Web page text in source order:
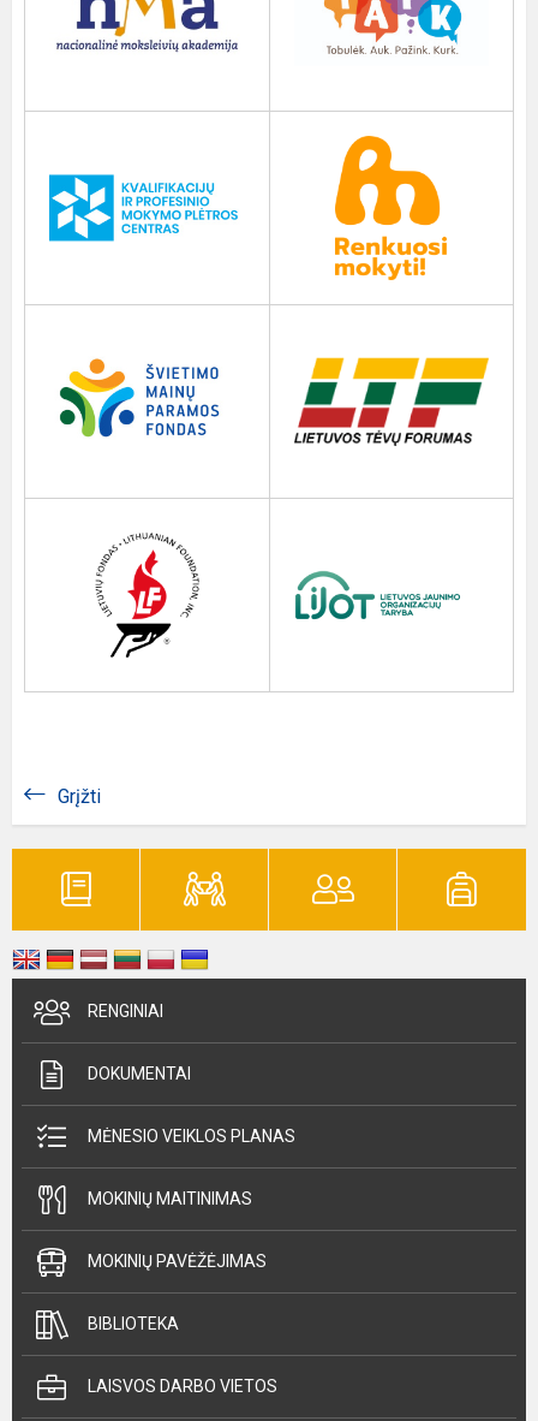
Grįžti
RENGINIAI
DOKUMENTAI
MĖNESIO VEIKLOS PLANAS
MOKINIŲ MAITINIMAS
MOKINIŲ PAVĖŽĖJIMAS
BIBLIOTEKA
LAISVOS DARBO VIETOS